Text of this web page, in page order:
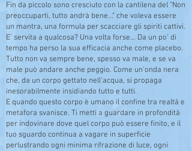
Fin da piccolo sono cresciuto con la cantilena del "Non
preoccuparti, tutto andrà bene..." che voleva essere
un mantra, una formula per scacciare gli spiriti cattivi.
E' servita a qualcosa? Una volta forse... Da un po’ di
tempo ha perso la sua efficacia anche come placebo.
Tutto non va sempre bene, spesso va male, e se va
male può andare anche peggio. Come un'onda nera
che, da un corpo gettato nell'acqua, si propaga
inesorabilmente insidiando tutto e tutti.
E quando questo corpo è umano il confine tra realtà e
metafora svanisce. Ti metti a guardare in profondità
per indovinare dove quel corpo può essere finito, e il
tuo sguardo continua a vagare in superficie
perlustrando ogni minima rifrazione di luce, ogni